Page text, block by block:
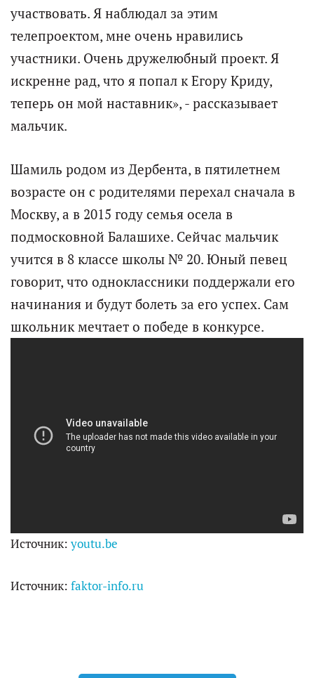
участвовать. Я наблюдал за этим
телепроектом, мне очень нравились
участники. Очень дружелюбный проект. Я
искренне рад, что я попал к Егору Криду,
теперь он мой наставник», - рассказывает
мальчик.
Шамиль родом из Дербента, в пятилетнем
возрасте он с родителями перехал сначала в
Москву, а в 2015 году семья осела в
подмосковной Балашихе. Сейчас мальчик
учится в 8 классе школы № 20. Юный певец
говорит, что одноклассники поддержали его
начинания и будут болеть за его успех. Сам
школьник мечтает о победе в конкурсе.
Источник:youtu.be
Источник: faktor-info.ru